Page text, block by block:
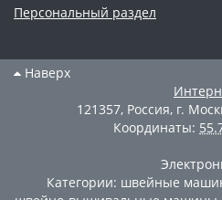
Персональный раздел
Наверх
121357, Россия, г.
Координаты:
Категории: швейные